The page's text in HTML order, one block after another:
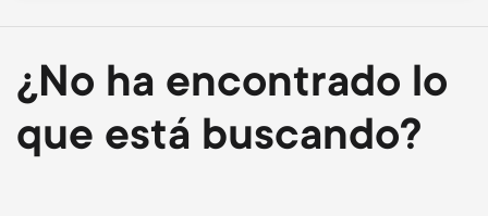
¿No ha encontrado lo
que está buscando?